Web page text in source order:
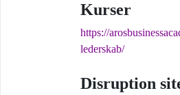
Kurser
https://
lederskab/
Disruption